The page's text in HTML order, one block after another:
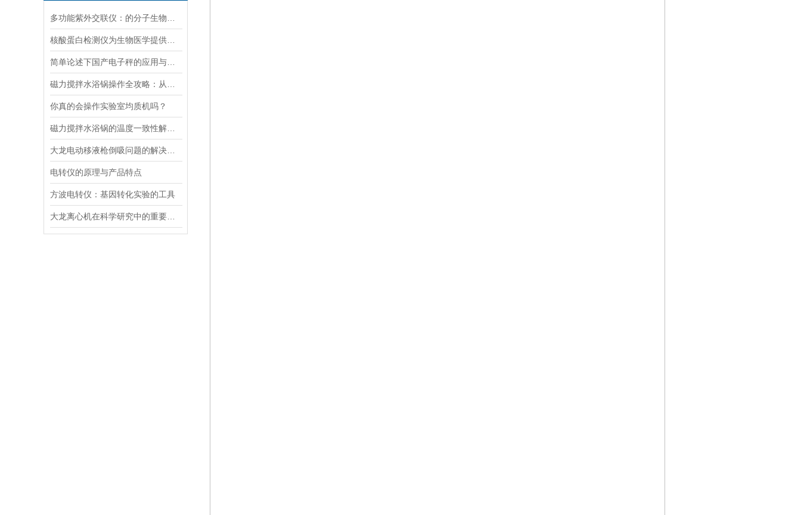
你真的会操作实验室均质机吗？
电转仪的原理与产品特点
方波电转仪：基因转化实验的工具​